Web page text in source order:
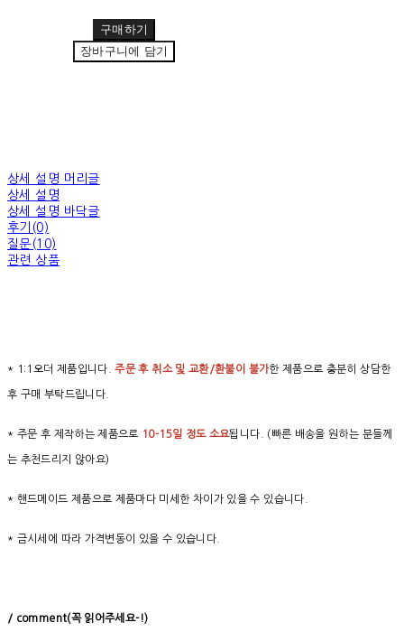
구매하기
장바구니에 담기
상세 설명 머리글
상세 설명
상세 설명 바닥글
후기(0)
질문(10)
관련 상품
* 1:1오더 제품입니다.주문 후 취소 및 교환/환불이 불가한 제품으로 충분히 상담한
후 구매 부탁드립니다.
* 주문 후 제작하는 제품으로 10-15일 정도 소요됩니다. (빠른 배송을 원하는 분들께
는 추천드리지 않아요)
* 핸드메이드 제품으로 제품마다 미세한 차이가 있을 수 있습니다.
* 금시세에 따라 가격변동이 있을 수 있습니다.
/ comment(꼭 읽어주세요-!)